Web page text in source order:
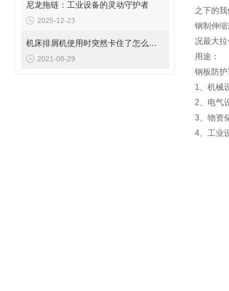
尼龙拖链：工业设备的灵动守护者
2025-12-23
机床排屑机使用时突然卡住了怎么办？
2021-08-29
之下的
钢制伸
况最大
用途：
钢板防
1、机械
2、电气
3、物资
4、工业